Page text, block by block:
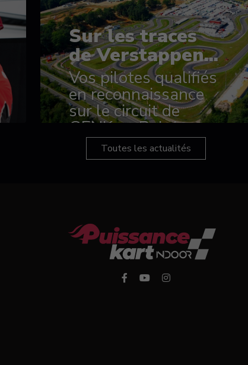
Sur les traces
de Verstappen...
Vos pilotes qualifiés
en reconnaissance
sur le circuit de
GENK en Belgique
Toutes les actualités